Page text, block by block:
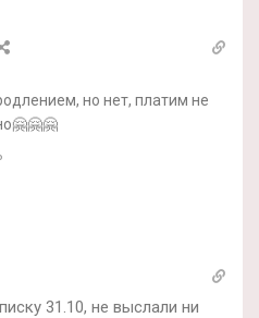
но нет, платим не
31.10, не выслали ни